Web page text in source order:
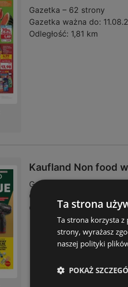
Gazetka – 62 strony
Gazetka ważna do:
Odległość: 1,81 km
Kaufland Non food
Gazetka – 16 stron
Gazetka ważna do:
Odległość: 1,81 km
Ta strona
Ta strona korzysta
strony, wyrażasz
naszej polityki
POKAŻ